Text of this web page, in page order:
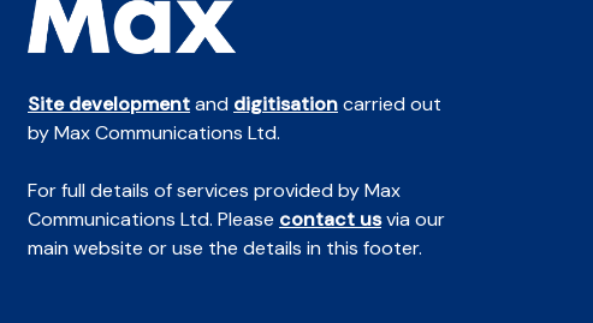
Site developmentand digitisationcarried out
by Max Communications Ltd.
For full details of services provided by Max
Communications Ltd. Please contact usvia our
main website or use the details in this footer.